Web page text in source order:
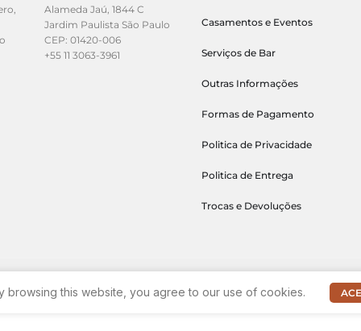
Alameda Jaú, 1844 C
Jardim Paulista São Paulo
CEP: 01420-006
+55 11 3063-3961
Casamentos e Eventos
Serviços de Bar
Outras Informações
Formas de Pagamento
Politica de Privacidade
Politica de Entrega
Trocas e Devoluções
this website, you agree to our use of cookies.